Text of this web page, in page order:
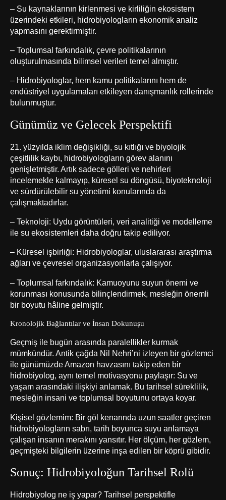
– Su kaynaklarının kirlenmesi ve kirliliğin ekosistem
üzerindeki etkileri, hidrobiyologların ekonomik analiz
yapmasını gerektirmiştir.
– Toplumsal farkındalık, çevre politikalarının
oluşturulmasında bilimsel verileri temel almıştır.
– Hidrobiyologlar, hem kamu politikalarını hem de
endüstriyel uygulamaları etkileyen danışmanlık rollerinde
bulunmuştur.
Günümüz ve Gelecek Perspektifi
21. yüzyılda iklim değişikliği, su kıtlığı ve biyolojik
çeşitlilik kaybı, hidrobiyologların görev alanını
genişletmiştir. Artık sadece gölleri ve nehirleri
incelemekle kalmayıp, küresel su döngüsü, biyoteknoloji
ve sürdürülebilir su yönetimi konularında da
çalışmaktadırlar.
– Teknoloji: Uydu görüntüleri, veri analitiği ve modelleme
ile su ekosistemleri daha doğru takip ediliyor.
– Küresel işbirliği: Hidrobiyologlar, uluslararası araştırma
ağları ve çevresel organizasyonlarla çalışıyor.
– Toplumsal farkındalık: Kamuoyunu suyun önemi ve
korunması konusunda bilinçlendirmek, mesleğin önemli
bir boyutu hâline gelmiştir.
Kronolojik Bağlantılar ve İnsan Dokunuşu
Geçmiş ile bugün arasında paralellikler kurmak
mümkündür. Antik çağda Nil Nehri’ni izleyen bir gözlemci
ile günümüzde Amazon havzasını takip eden bir
hidrobiyolog, aynı temel motivasyonu paylaşır: Su ve
yaşam arasındaki ilişkiyi anlamak. Bu tarihsel süreklilik,
mesleğin insani ve toplumsal boyutunu ortaya koyar.
Kişisel gözlemim: Bir göl kenarında uzun saatler geçiren
hidrobiyologların sabrı, tarih boyunca suyu anlamaya
çalışan insanın merakını yansıtır. Her ölçüm, her gözlem,
geçmişteki bilgilerin üzerine inşa edilen bir köprü gibidir.
Sonuç: Hidrobiyoloğun Tarihsel Rolü
Hidrobiyolog ne iş yapar? Tarihsel perspektifle